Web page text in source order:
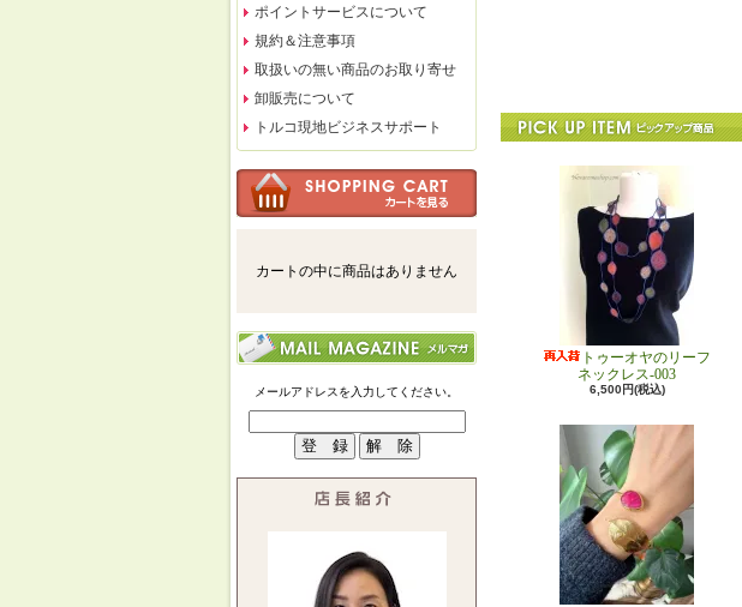
ポイントサービスについて
規約＆注意事項
取扱いの無い商品のお取り寄せ
卸販売について
トルコ現地ビジネスサポート
カートの中に商品はありません
メールアドレスを入力してください。
トゥーオヤのリーフ
ネックレス-003
6,500円(税込)